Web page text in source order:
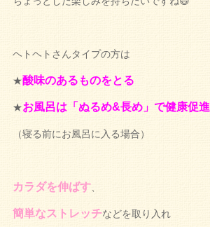
ヘトヘトさんタイプの方は
★酸味のあるものをとる
★お風呂は「ぬるめ&長め」で健康促進
（寝る前にお風呂に入る場合）
カラダを伸ばす、
簡単なストレッチなどを取り入れ